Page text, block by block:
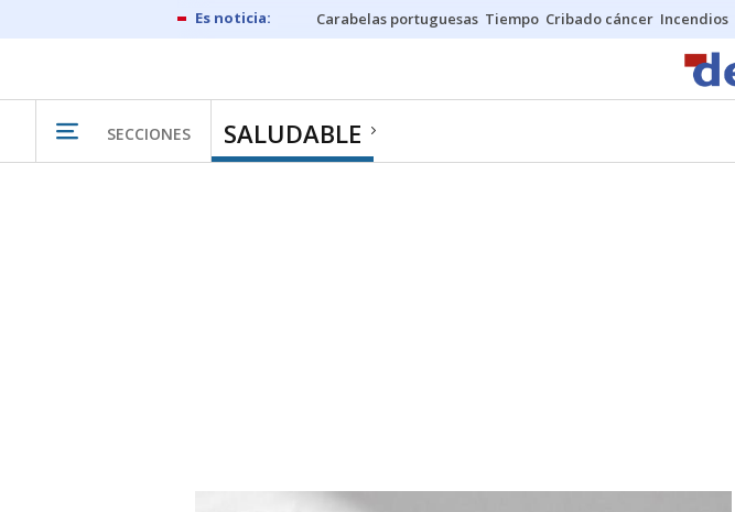
Carabelas portuguesas Tiempo Cribado cáncer Incendios
SECCIONES SALUDABLE